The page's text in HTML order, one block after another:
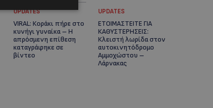
UPDATES
VIRAL: Κοράκι πήρε στο
κυνήγι γυναίκα – Η
απρόσμενη επίθεση
καταγράφηκε σε
βίντεο
UPDATES
ΕΤΟΙΜΑΣΤΕΙΤΕ ΓΙΑ
ΚΑΘΥΣΤΕΡΗΣΕΙΣ:
Κλειστή λωρίδα στον
αυτοκινητόδρομο
Αμμοχώστου –
Λάρνακας